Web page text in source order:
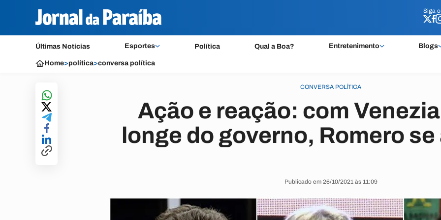
Siga o
Últimas Notícias Esportes Política Qual a Boa? Entretenimento Blogs
Siga o
Home>política>conversa política
CONVERSA POLÍTICA
Ação e reação: com
longe do governo, Romero
Publicado em 26/10/2021 às 11:09